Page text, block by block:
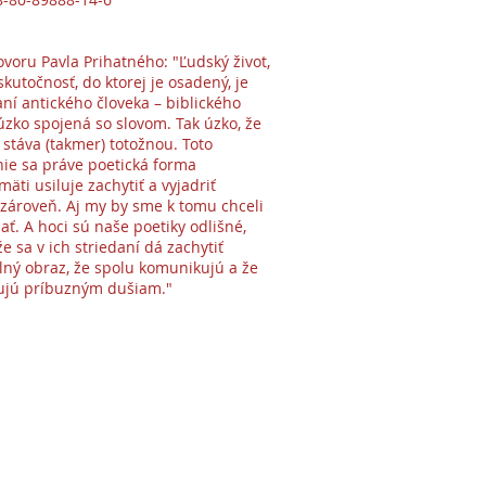
Pavla Prihatného: "Ľudský život,
do ktorej je osadený, je
antického človeka – biblického
spojená so slovom. Tak úzko, že
(takmer) totožnou. Toto
sa práve poetická forma
usiluje zachytiť a vyjadriť
Aj my by sme k tomu chceli
A hoci sú naše poetiky odlišné,
sa v ich striedaní dá zachytiť
obraz, že spolu komunikujú a že
príbuzným dušiam."